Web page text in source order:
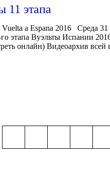
11 этапа
a Espana 2016 Среда
этапа Вуэльты Испании
онлайн) Видеоархив всей